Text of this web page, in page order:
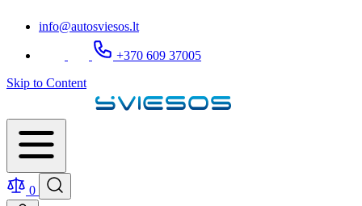
info@autosviesos.lt
+370 609 37005
Skip to Content
0